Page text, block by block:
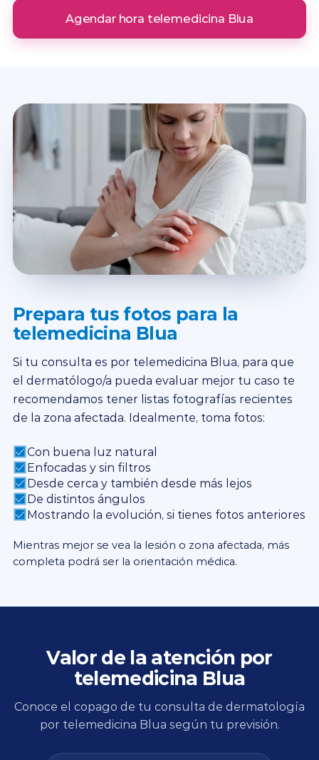
Agendar hora telemedicina Blua
Prepara tus fotos para la
telemedicina Blua
Si tu consulta es por telemedicina Blua, para que
el dermatólogo/a pueda evaluar mejor tu caso te
recomendamos tener listas fotografías recientes
de la zona afectada. Idealmente, toma fotos:
Con buena luz natural
Enfocadas y sin filtros
Desde cerca y también desde más lejos
De distintos ángulos
Mostrando la evolución, si tienes fotos anteriores
Mientras mejor se vea la lesión o zona afectada, más
completa podrá ser la orientación médica.
Valor de la atención por
telemedicina Blua
Conoce el copago de tu consulta de dermatología
por telemedicina Blua según tu previsión.